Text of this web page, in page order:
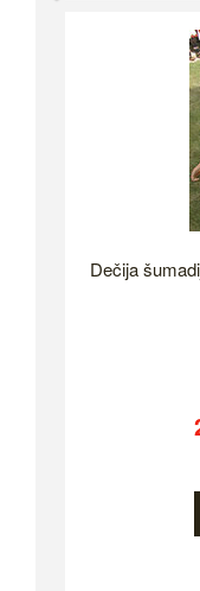
Dečija